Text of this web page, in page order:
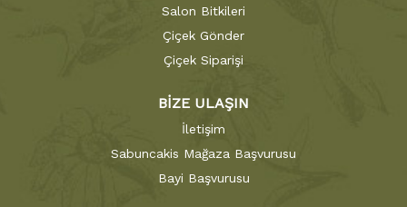
Salon Bitkileri
Çiçek Gönder
Çiçek Siparişi
BİZE ULAŞIN
İletişim
Sabuncakis Mağaza Başvurusu
Bayi Başvurusu